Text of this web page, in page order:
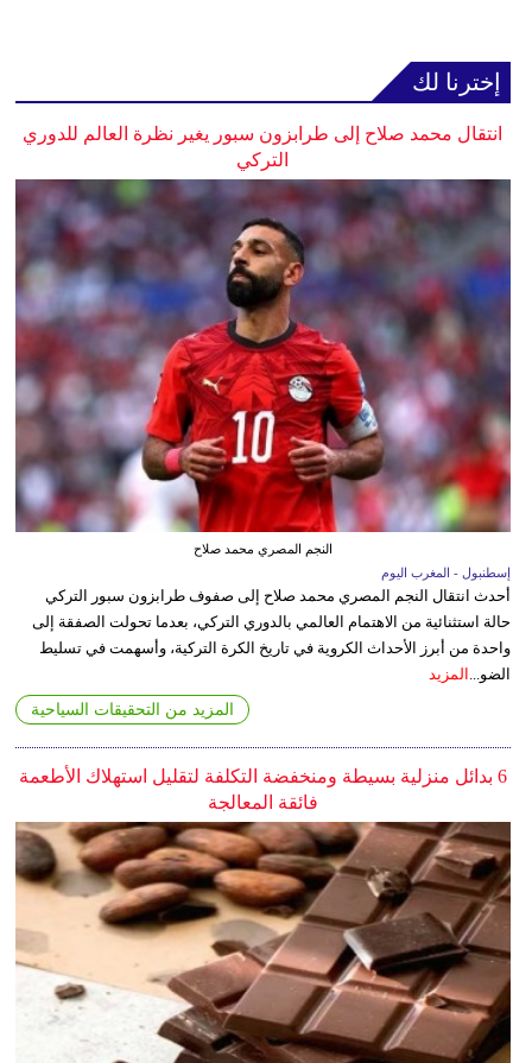
إخترنا لك
انتقال محمد صلاح إلى طرابزون سبور يغير نظرة العالم للدوري
التركي
النجم المصري محمد صلاح
إسطنبول - المغرب اليوم
أحدث انتقال النجم المصري محمد صلاح إلى صفوف طرابزون سبور التركي
حالة استثنائية من الاهتمام العالمي بالدوري التركي، بعدما تحولت الصفقة إلى
واحدة من أبرز الأحداث الكروية في تاريخ الكرة التركية، وأسهمت في تسليط
الضو... المزيد
المزيد من التحقيقات السياحية
6 بدائل منزلية بسيطة ومنخفضة التكلفة لتقليل استهلاك الأطعمة
فائقة المعالجة